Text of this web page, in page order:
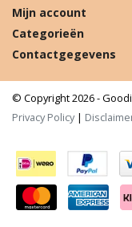
Mijn account
Categorieën
Contactgegevens
© Copyright 2026 -
Privacy Policy|